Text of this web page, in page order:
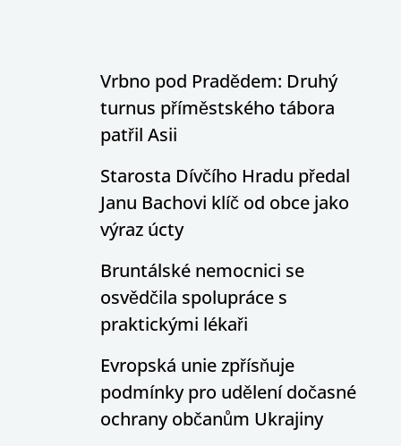
Vrbno pod Pradědem: Druhý
turnus příměstského tábora
patřil Asii
Starosta Dívčího Hradu předal
Janu Bachovi klíč od obce jako
výraz úcty
Bruntálské nemocnici se
osvědčila spolupráce s
praktickými lékaři
Evropská unie zpřísňuje
podmínky pro udělení dočasné
ochrany občanům Ukrajiny